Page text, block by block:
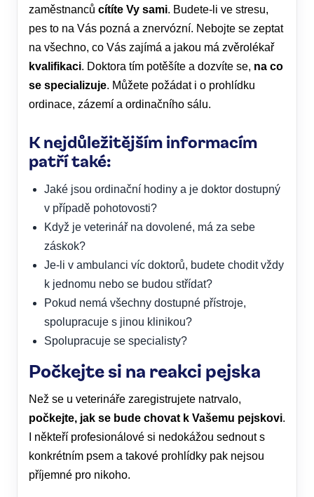
zaměstnanců cítíte Vy sami. Budete-li ve stresu,
pes to na Vás pozná a znervózní. Nebojte se zeptat
na všechno, co Vás zajímá a jakou má zvěrolékař
kvalifikaci. Doktora tím potěšíte a dozvíte se, na co
se specializuje. Můžete požádat i o prohlídku
ordinace, zázemí a ordinačního sálu.
K nejdůležitějším informacím
patří také:
Jaké jsou ordinační hodiny a je doktor dostupný
v případě pohotovosti?
Když je veterinář na dovolené, má za sebe
záskok?
Je-li v ambulanci víc doktorů, budete chodit vždy
k jednomu nebo se budou střídat?
Pokud nemá všechny dostupné přístroje,
spolupracuje s jinou klinikou?
Spolupracuje se specialisty?
Počkejte si na reakci pejska
Než se u veterináře zaregistrujete natrvalo,
počkejte, jak se bude chovat k Vašemu pejskovi.
I někteří profesionálové si nedokážou sednout s
konkrétním psem a takové prohlídky pak nejsou
příjemné pro nikoho.